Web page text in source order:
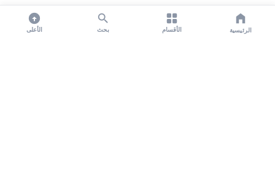
الرئيسية الأقسام بحث الأعلى